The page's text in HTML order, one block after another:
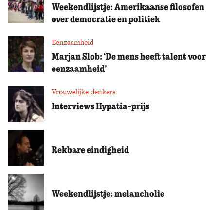
Weekendlijstje: Amerikaanse filosofen
over democratie en politiek
Eenzaamheid
Marjan Slob: ‘De mens heeft talent voor
eenzaamheid’
Vrouwelijke denkers
Interviews Hypatia-prijs
Rekbare eindigheid
Weekendlijstje: melancholie